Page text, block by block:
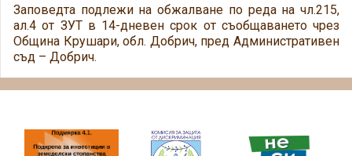
Заповедта подлежи на обжалване по реда на чл.215,
ал.4 от ЗУТ в 14-дневен срок от съобщаването чрез
Община Крушари, обл. Добрич, пред Административен
съд – Добрич.